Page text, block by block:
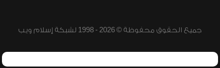
جميع الحقوق محفوظة © 2026 - 1998 لشبكة إسلام ويب